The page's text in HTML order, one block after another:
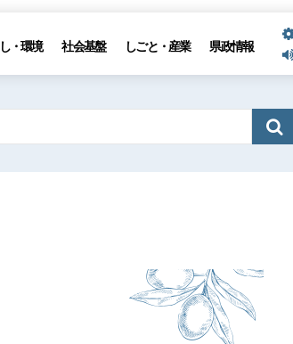
・環境 社会基盤 しごと・産業 県政情報